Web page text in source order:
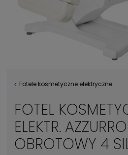
Fotele kosmetyczne elektryczne
FOTEL
ELEKTR.
OBROTOWY 4